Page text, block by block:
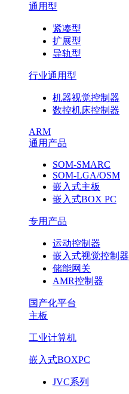
通用型
紧凑型
扩展型
导轨型
行业通用型
机器视觉控制器
数控机床控制器
ARM
通用产品
SOM-SMARC
SOM-LGA/OSM
嵌入式主板
嵌入式BOX PC
专用产品
运动控制器
嵌入式视觉控制器
储能网关
AMR控制器
国产化平台
主板
工业计算机
嵌入式BOXPC
JVC系列